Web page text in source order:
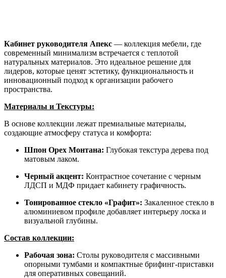
Кабинет руководителя Апекс — коллекция мебели, где
современный минимализм встречается с теплотой
натуральных материалов. Это идеальное решение для
лидеров, которые ценят эстетику, функциональность и
инновационный подход к организации рабочего
пространства.
Материалы и Текстуры:
В основе коллекции лежат премиальные материалы,
создающие атмосферу статуса и комфорта:
Шпон Орех Монтана: Глубокая текстура дерева под
матовым лаком.
Черный акцент: Контрастное сочетание с черным
ЛДСП и МДФ придает кабинету графичность.
Тонированное стекло «Графит»: Закаленное стекло в
алюминиевом профиле добавляет интерьеру лоска и
визуальной глубины.
Состав коллекции:
Рабочая зона: Столы руководителя с массивными
опорными тумбами и компактные брифинг-приставки
для оперативных совещаний.